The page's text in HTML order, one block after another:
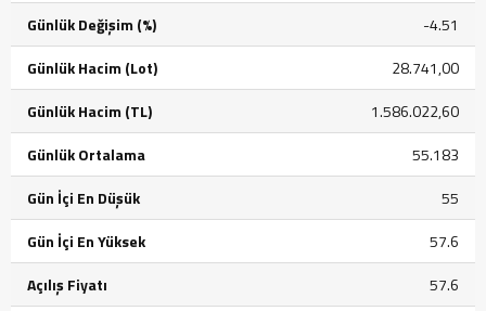
Günlük Değişim (%)
-4.51
Günlük Hacim (Lot)
28.741,00
Günlük Hacim (TL)
1.586.022,60
Günlük Ortalama
55.183
Gün İçi En Düşük
55
Gün İçi En Yüksek
57.6
Açılış Fiyatı
57.6